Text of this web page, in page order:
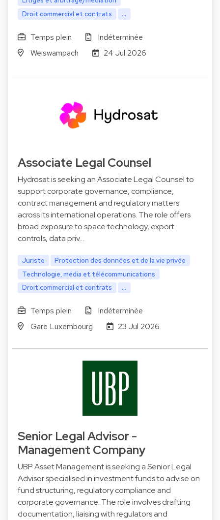
Droit commercial et contrats
...
Temps plein
Indéterminée
Weiswampach
24 Jul 2026
Associate Legal Counsel
Hydrosat is seeking an Associate Legal Counsel to
support corporate governance, compliance,
contract management and regulatory matters
across its international operations. The role offers
broad exposure to space technology, export
controls, data priv…
Juriste
Protection des données et de la vie privée
Technologie, média et télécommunications
Droit commercial et contrats
...
Temps plein
Indéterminée
Gare Luxembourg
23 Jul 2026
Senior Legal Advisor -
Management Company
UBP Asset Management is seeking a Senior Legal
Advisor specialised in investment funds to advise on
fund structuring, regulatory compliance and
corporate governance. The role involves drafting
documentation, liaising with regulators and